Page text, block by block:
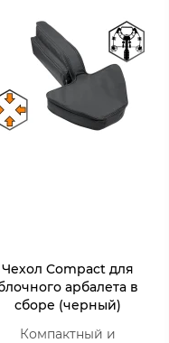
Чехол Compact для
арбалета в
сборе (черный)
Компактный и